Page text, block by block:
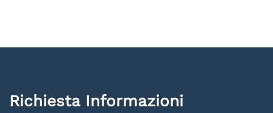
Richiesta Informazioni